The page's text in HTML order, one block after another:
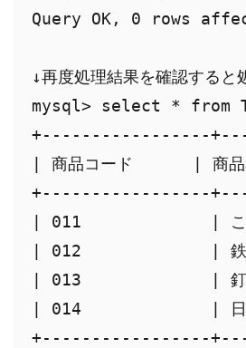
Query OK, 0 rows
↓再度処理結果を確認すると
mysql> select * from
+-----------------
| 商品コード      |
+-----------------
| 011             |
| 012             | 鉄
| 013             | 釘
| 014             | 日
+-----------------